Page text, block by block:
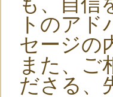
トのア
セージの
また、ご
ださる、